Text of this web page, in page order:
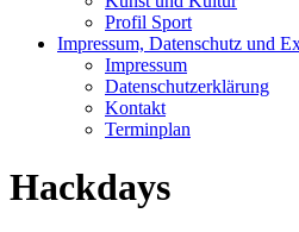
Profil Sport
Impressum, Datenschutz und
Impressum
Datenschutzerklärung
Kontakt
Terminplan
Hackdays